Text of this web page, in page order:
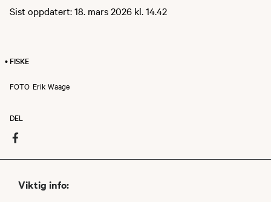
Sist oppdatert: 18. mars 2026 kl. 14.42
• FISKE
FOTO Erik Waage
DEL
Viktig info: